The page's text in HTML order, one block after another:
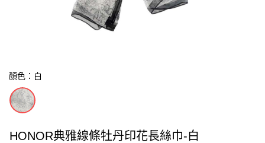
顏色：白
HONOR典雅線條牡丹印花長絲巾-白